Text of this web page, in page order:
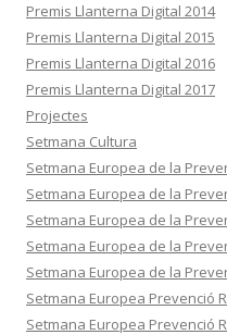
Premis Llanterna Digital 2014
Premis Llanterna Digital 2015
Premis Llanterna Digital 2016
Premis Llanterna Digital 2017
Projectes
Setmana Cultura
Setmana Europea de la
Setmana Europea de la
Setmana Europea de la
Setmana Europea de la
Setmana Europea de la
Setmana Europea Prevenció
Setmana Europea Prevenció